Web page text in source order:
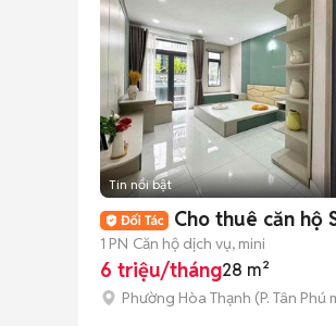
Tin nổi bật
Cho thuê căn hộ
1 PN Căn hộ dịch vụ, mini
6 triệu/tháng28 m²
Phường Hòa Thạnh (P. Tân Phú